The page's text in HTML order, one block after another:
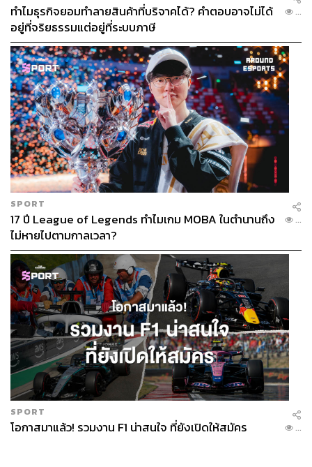
ABOUT THE PHOTOGRAPHER
นวลตา วงศ์เจริญ
The Standardth’s Portrait Photographer
ทำไมธุรกิจยอมทำลายสินค้าที่บริจาคได้? คำตอบอาจไม่ได้
อยู่ที่จริยธรรมแต่อยู่ที่ระบบภาษี
...
SPORT
17 ปี League of Legends ทำไมเกม MOBA ในตำนานถึง
ไม่หายไปตามกาลเวลา?
...
SPORT
โอกาสมาแล้ว! รวมงาน F1 น่าสนใจ ที่ยังเปิดให้สมัคร ...